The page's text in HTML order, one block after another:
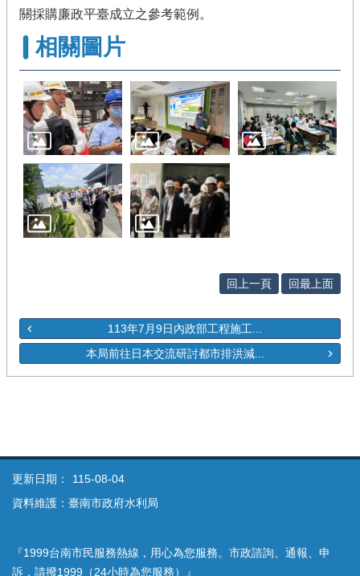
關採購廉政平臺成立之參考範例。
相關圖片
回上一頁 回最上面
113年7月9日內政部工程施工...
本局前往日本交流研討都市排洪減...
更新日期：
115-08-04
資料維護：臺南市政府水利局
『1999台南市民服務熱線，用心為您服務。市政諮詢、通報、申
訴，請撥1999（24小時為您服務）』